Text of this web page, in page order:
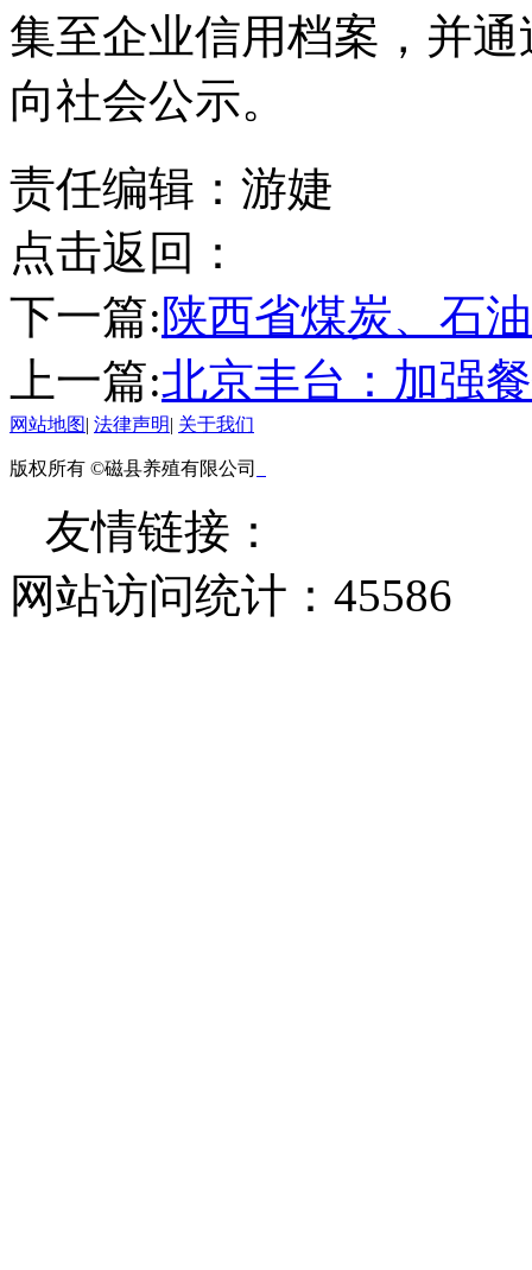
集至企业信用档案，并
向社会公示。
责任编辑：游婕
点击返回：
下一篇:陕西省煤炭、石
上一篇:北京丰台：加强
网站地图| 法律声明| 关于我们
版权所有 ©磁县养殖有限公司
友情链接：
网站访问统计： 45586